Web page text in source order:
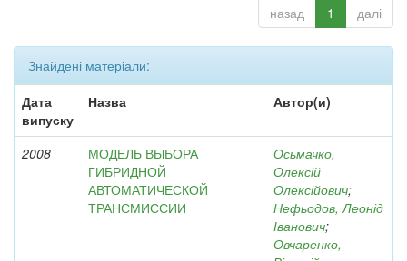
назад 1 далі
Знайдені матеріали:
Дата
випуску
Назва Автор(и)
2008
МОДЕЛЬ ВЫБОРА
ГИБРИДНОЙ
АВТОМАТИЧЕСКОЙ
ТРАНСМИССИИ
Осьмачко,
Олексій
Олексійович;
Нефьодов, Леонід
Іванович;
Овчаренко,